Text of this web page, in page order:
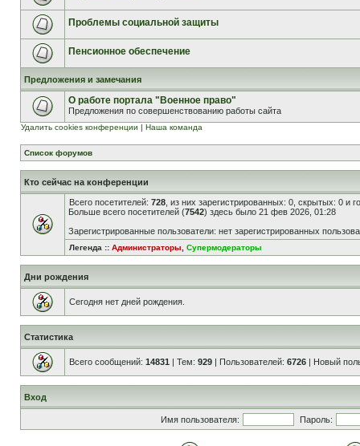
Проблемы социальной защиты
Пенсионное обеспечение
Предложения и замечания
О работе портала "Военное право"
Предложения по совершенствованию работы сайта
Удалить cookies конференции | Наша команда
Список форумов
Кто сейчас на конференции
Всего посетителей: 728 , из них зарегистрированных: 0, скрытых: 0 и
Больше всего посетителей (7542) здесь было 21 фев 2026, 01:28
Зарегистрированные пользователи: нет зарегистрированных
Легенда :: Администраторы Супермодераторы
Дни рождения
Сегодня нет дней рождения.
Статистика
Всего сообщений: 14831 | Тем: 929 | Пользователей: 6726 | Новый
Вход
Имя пользователя: Пароль: